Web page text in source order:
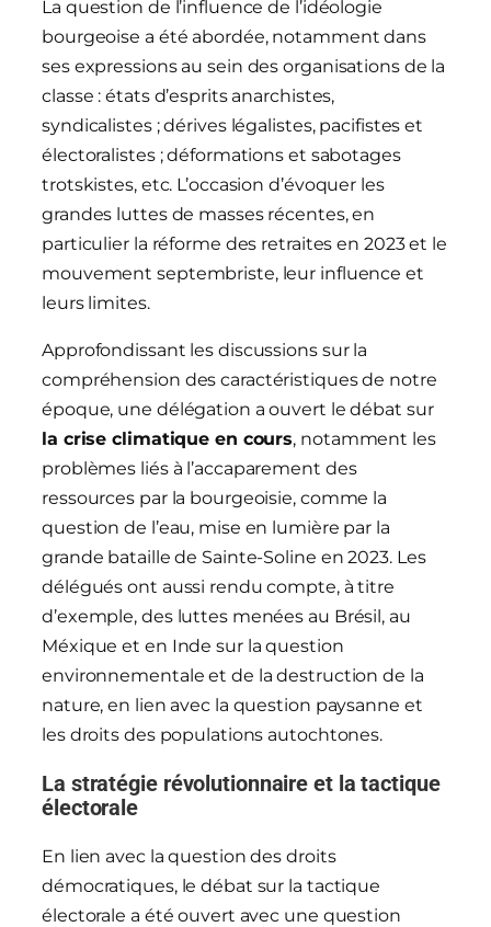
La question de l’influence de l’idéologie
bourgeoise a été abordée, notamment dans
ses expressions au sein des organisations de la
classe : états d’esprits anarchistes,
syndicalistes ; dérives légalistes, pacifistes et
électoralistes ; déformations et sabotages
trotskistes, etc. L’occasion d’évoquer les
grandes luttes de masses récentes, en
particulier la réforme des retraites en 2023 et le
mouvement septembriste, leur influence et
leurs limites.
Approfondissant les discussions sur la
compréhension des caractéristiques de notre
époque, une délégation a ouvert le débat sur
la crise climatique en cours, notamment les
problèmes liés à l’accaparement des
ressources par la bourgeoisie, comme la
question de l’eau, mise en lumière par la
grande bataille de Sainte-Soline en 2023. Les
délégués ont aussi rendu compte, à titre
d’exemple, des luttes menées au Brésil, au
Méxique et en Inde sur la question
environnementale et de la destruction de la
nature, en lien avec la question paysanne et
les droits des populations autochtones.
La stratégie révolutionnaire et la tactique
électorale
En lien avec la question des droits
démocratiques, le débat sur la tactique
électorale a été ouvert avec une question